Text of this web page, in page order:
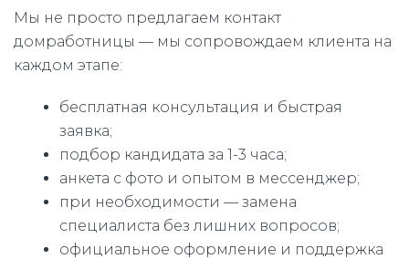
Мы не просто предлагаем контакт
домработницы — мы сопровождаем клиента на
каждом этапе:
бесплатная консультация и быстрая
заявка;
подбор кандидата за 1-3 часа;
анкета с фото и опытом в мессенджер;
при необходимости — замена
специалиста без лишних вопросов;
официальное оформление и поддержка